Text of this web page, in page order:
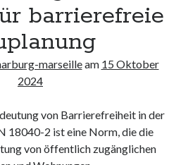
barrierefreie
marseilleam 15 Oktober
2024
von Barrierefreiheit in der
18040-2 ist eine Norm, die die
von öffentlich zugänglichen